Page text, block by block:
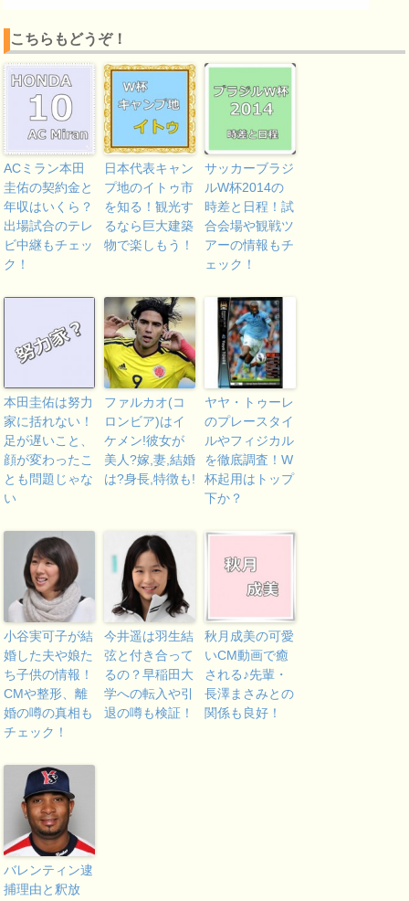
こちらもどうぞ！
ACミラン本田
圭佑の契約金と
年収はいくら？
出場試合のテレ
ビ中継もチェッ
ク！
日本代表キャン
プ地のイトゥ市
を知る！観光す
るなら巨大建築
物で楽しもう！
サッカーブラジ
ルW杯2014の
時差と日程！試
合会場や観戦ツ
アーの情報もチ
ェック！
本田圭佑は努力
家に括れない！
足が遅いこと、
顔が変わったこ
とも問題じゃな
い
ファルカオ(コ
ロンビア)はイ
ケメン!彼女が
美人?嫁,妻,結婚
は?身長,特徴も!
ヤヤ・トゥーレ
のプレースタイ
ルやフィジカル
を徹底調査！W
杯起用はトップ
下か？
小谷実可子が結
婚した夫や娘た
ち子供の情報！
CMや整形、離
婚の噂の真相も
チェック！
今井遥は羽生結
弦と付き合って
るの？早稲田大
学への転入や引
退の噂も検証！
秋月成美の可愛
いCM動画で癒
される♪先輩・
長澤まさみとの
関係も良好！
バレンティン逮
捕理由と釈放